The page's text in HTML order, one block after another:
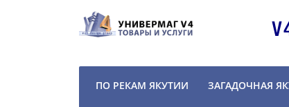
ПО РЕКАМ ЯКУТИИ ЗАГАДОЧНАЯ